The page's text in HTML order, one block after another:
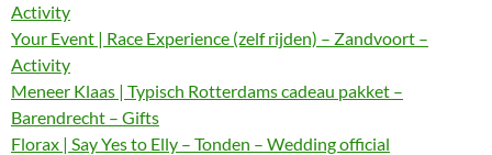
Activity
Your Event | Race Experience (zelf rijden) – Zandvoort –
Activity
Meneer Klaas | Typisch Rotterdams cadeau pakket –
Barendrecht – Gifts
Florax | Say Yes to Elly – Tonden – Wedding official